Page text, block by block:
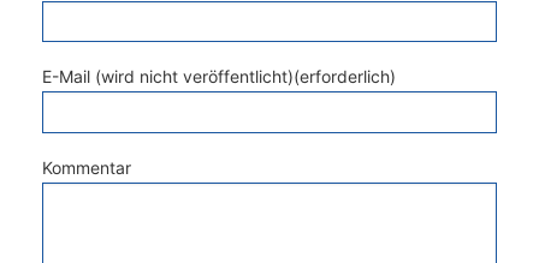
E-Mail (wird nicht veröffentlicht)(erforderlich)
Kommentar